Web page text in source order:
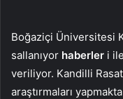
Boğaziçi Üniversitesi
sallanıyor haberler i
veriliyor. Kandilli
araştırmaları